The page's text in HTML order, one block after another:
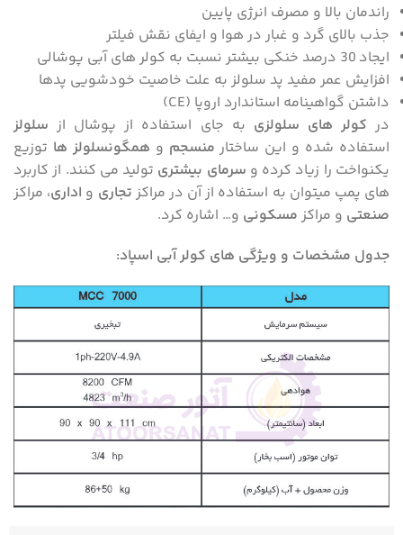
راندمان بالا و مصرف انرژی پایین
جذب بالای گرد و غبار در هوا و ایفای نقش فیلتر
ایجاد 30 درصد خنکی بیشتر نسبت به کولر های آبی پوشالی
افزایش عمر مفید پد سلولز به علت خاصیت خودشویی پدها
داشتن گواهینامه استاندارد اروپا (CE)
در کولر های سلولزی به جای استفاده از پوشال از سلولز
استفاده شده و این ساختارمنسجم و همگونسلولز ها توزیع
یکنواخت را زیاد کرده و سرمای بیشتری تولید می کنند. از کاربرد
های پمپ میتوان به استفاده از آن در مراکز تجاری و اداری، مراکز
صنعتی و مراکز مسکونی و… اشاره کرد.
جدول مشخصات و ویژگی های کولر آبی اسپاد: